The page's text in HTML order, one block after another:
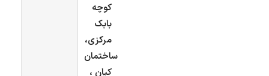
کوچه
بابک
مرکزی،
ساختمان
کیان ،